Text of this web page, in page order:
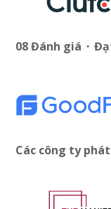
08 Đánh giá ⬝
Các công ty